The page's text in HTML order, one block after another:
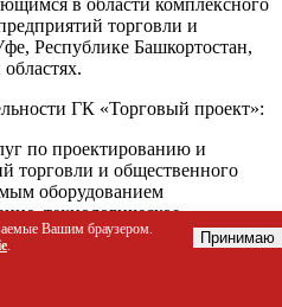
в области комплексного
торговли и
Республике Башкортостан,
ГК «Торговый проект»:
по проектированию и
торговли и общественного
оборудованием
технологическое
оборудование и т.д.);
процессов и внедрения
Вашим браузером.
. Принимаю